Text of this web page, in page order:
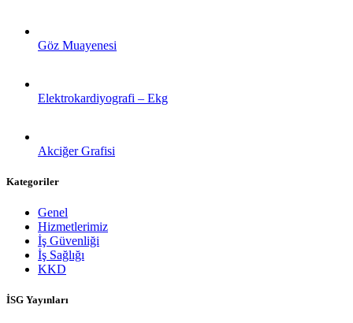
Göz Muayenesi
Elektrokardiyografi – Ekg
Akciğer Grafisi
Kategoriler
Genel
Hizmetlerimiz
İş Güvenliği
İş Sağlığı
KKD
İSG Yayınları